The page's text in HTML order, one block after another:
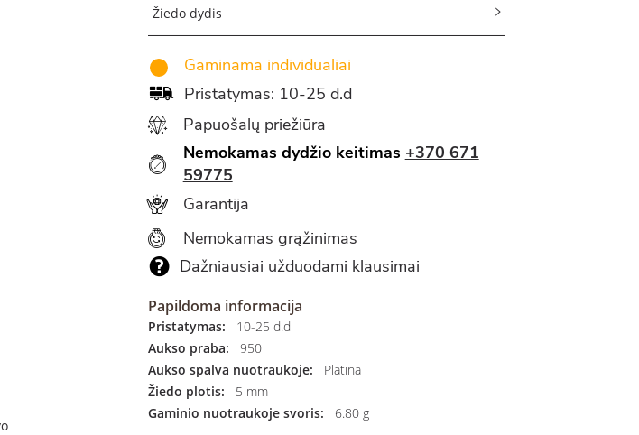
Žiedo dydis
Gaminama individualiai
Pristatymas: 10-25 d.d
Papuošalų priežiūra
Nemokamas dydžio keitimas +370 671
59775
Garantija
Nemokamas grąžinimas
Dažniausiai užduodami klausimai
Papildoma informacija
Pristatymas:
10-25 d.d
Aukso praba:
950
Aukso spalva nuotraukoje:
Platina
Žiedo plotis:
5 mm
Gaminio nuotraukoje svoris:
6.80 g